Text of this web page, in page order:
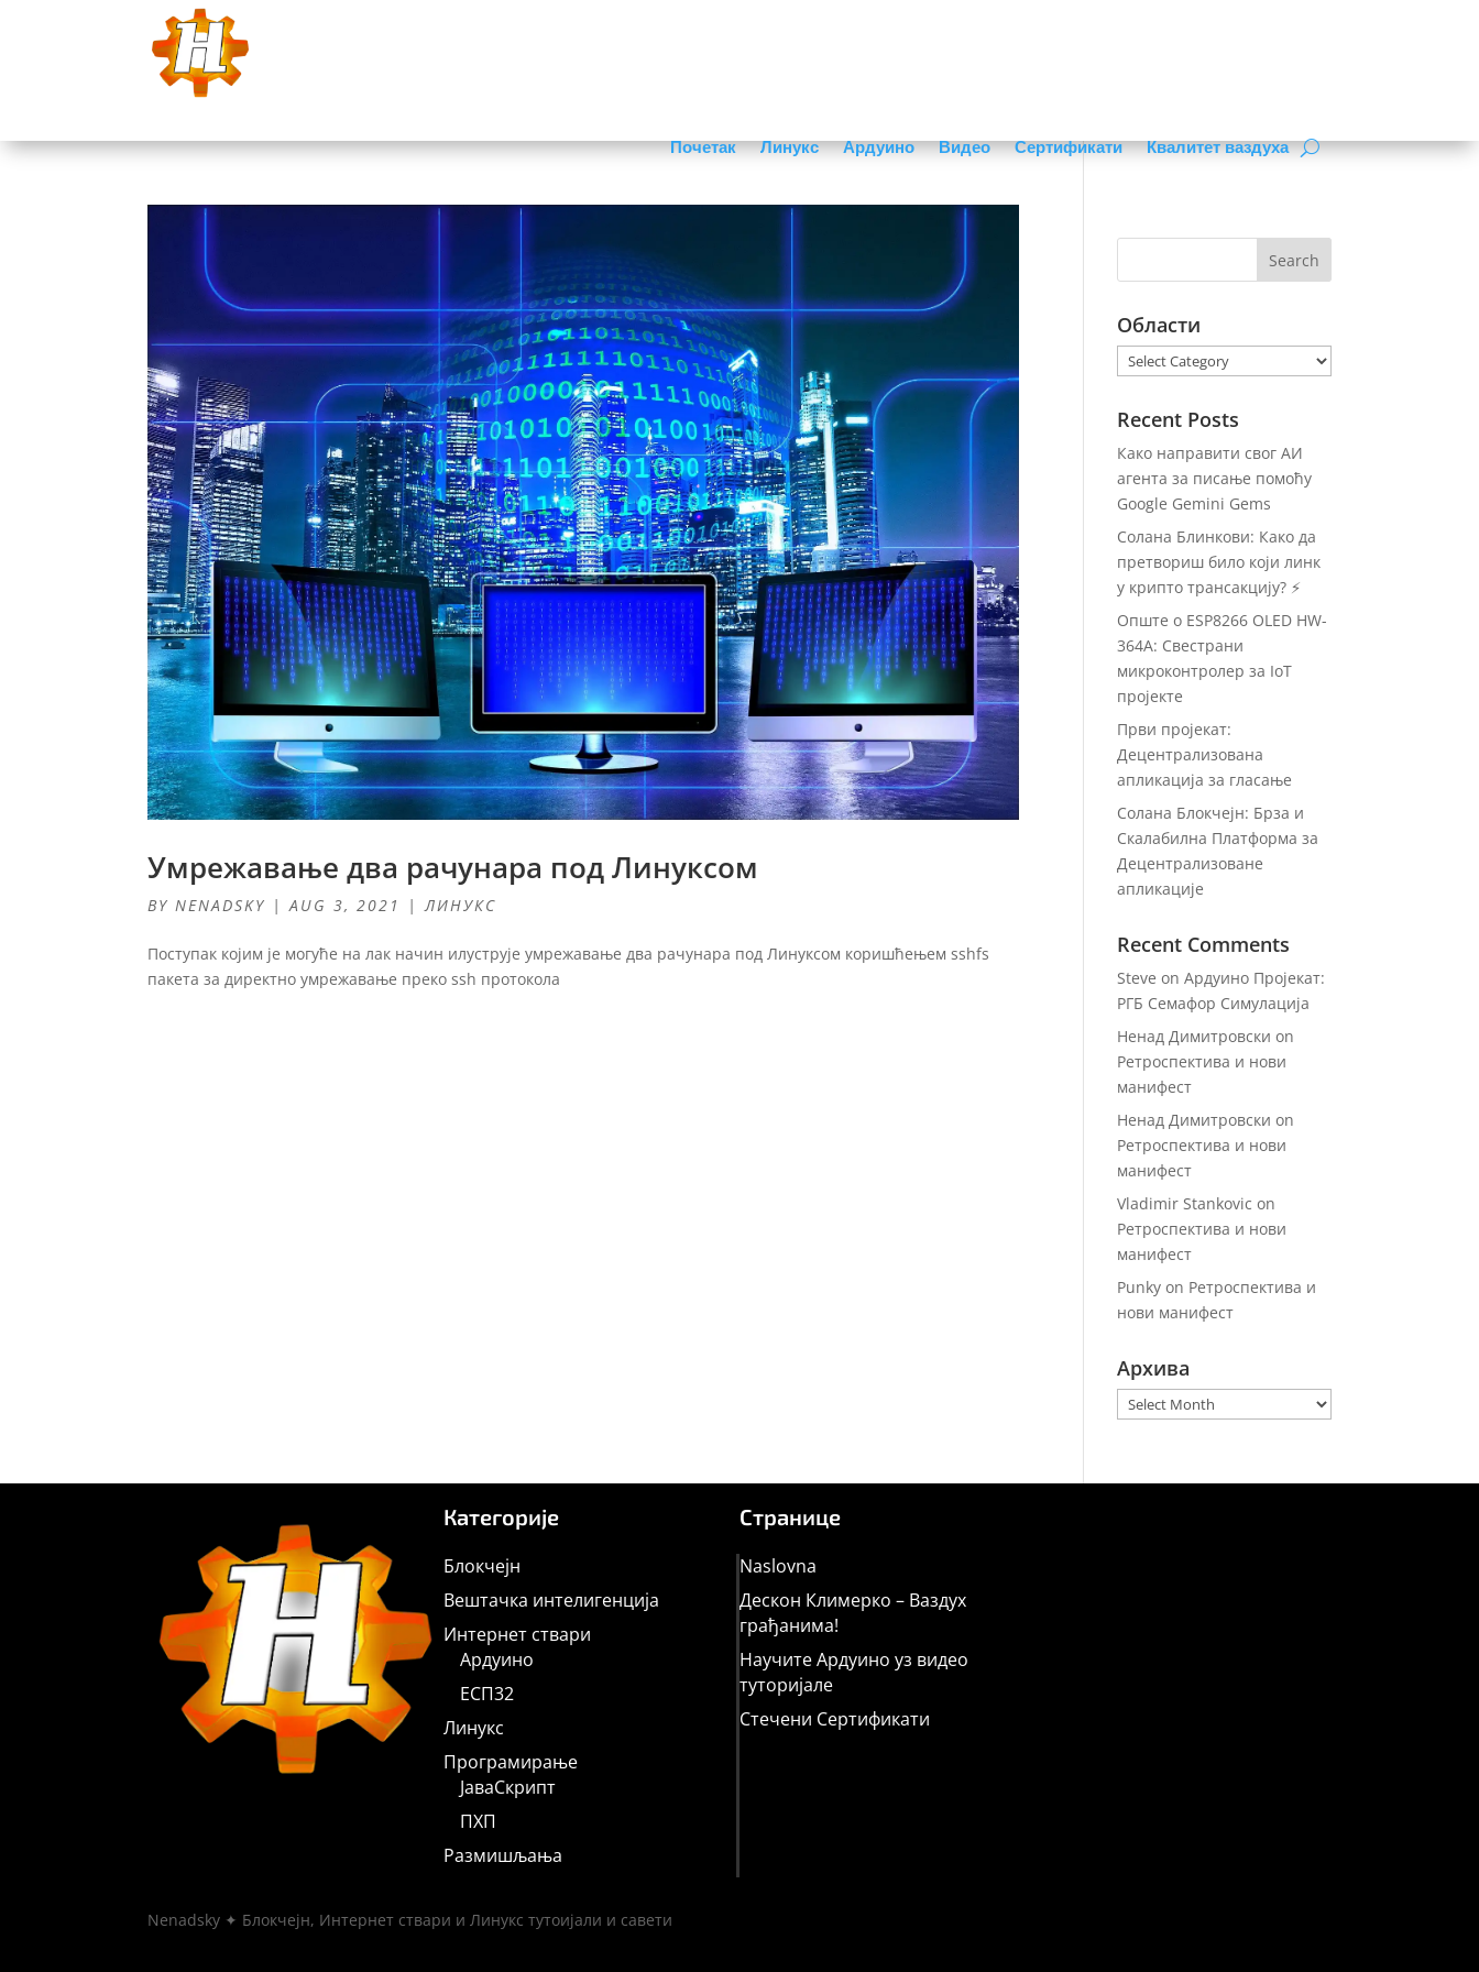
Почетак Линукс Ардуино Видео Сертификати Квалитет ваздуха
Умрежавање два рачунара под Линуксом
BY NENADSKY |AUG 3, 2021 | ЛИНУКС
Поступак којим је могуће на лак начин илуструје умрежавање два рачунара под Линуксом коришћењем sshfs
пакета за директно умрежавање преко ssh протокола
Области
Области
Recent Posts
Како направити свог АИ
агента за писање помоћу
Google Gemini Gems
Солана Блинкови: Како да
претвориш било који линк
у крипто трансакцију? ⚡
Опште о ESP8266 OLED HW-
364A: Свестрани
микроконтролер за IoT
пројекте
Први пројекат:
Децентрализована
апликација за гласање
Солана Блокчејн: Брза и
Скалабилна Платформа за
Децентрализоване
апликације
Recent Comments
Steve onАрдуино Пројекат:
РГБ Семафор Симулација
Ненад Димитровски on
Ретроспектива и нови
манифест
Ненад Димитровски on
Ретроспектива и нови
манифест
Vladimir Stankovic on
Ретроспектива и нови
манифест
Punky on Ретроспектива и
нови манифест
Архива
Архива
Категорије
Блокчејн
Вештачка интелигенција
Интернет ствари
Ардуино
ЕСП32
Линукс
Програмирање
ЈаваСкрипт
ПХП
Размишљања
Странице
Naslovna
Дескон Климерко – Ваздух
грађанима!
Научите Ардуино уз видео
туторијале
Стечени Сертификати
Nenadsky ✦ Блокчејн, Интернет ствари и Линукс тутоијали и савети